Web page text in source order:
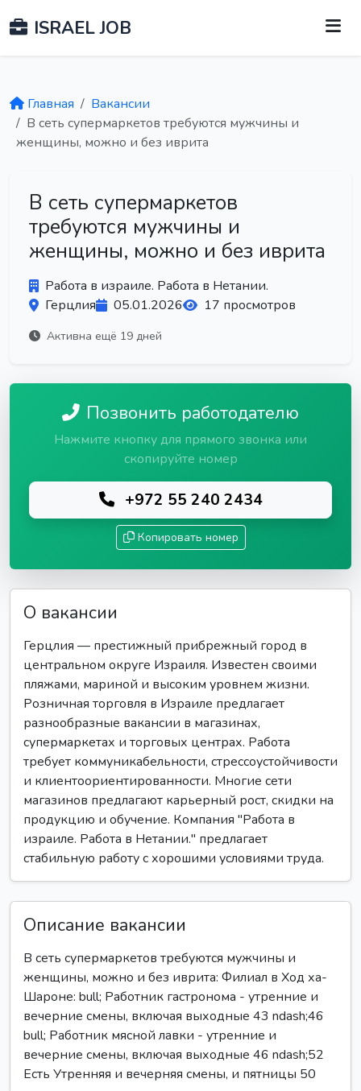
ISRAEL JOB
Главная
Вакансии
В сеть супермаркетов требуются мужчины и
женщины, можно и без иврита
В сеть супермаркетов
требуются мужчины и
женщины, можно и без иврита
Работа в израиле. Работа в Нетании.
Герцлия
05.01.2026 17 просмотров
Активна ещё 19 дней
Позвонить работодателю
Нажмите кнопку для прямого звонка или
скопируйте номер
+972 55 240 2434
Копировать номер
О вакансии
Герцлия — престижный прибрежный город в
центральном округе Израиля. Известен своими
пляжами, мариной и высоким уровнем жизни.
Розничная торговля в Израиле предлагает
разнообразные вакансии в магазинах,
супермаркетах и торговых центрах. Работа
требует коммуникабельности, стрессоустойчивости
и клиентоориентированности. Многие сети
магазинов предлагают карьерный рост, скидки на
продукцию и обучение. Компания "Работа в
израиле. Работа в Нетании." предлагает
стабильную работу с хорошими условиями труда.
Описание вакансии
В сеть супермаркетов требуются мужчины и
женщины, можно и без иврита: Филиал в Ход ха-
Шароне: bull; Работник гастронома - утренние и
вечерние смены, включая выходные 43 ndash;46
bull; Работник мясной лавки - утренние и
вечерние смены, включая выходные 46 ndash;52
Есть Утренняя и вечерняя смены, и пятницы 50